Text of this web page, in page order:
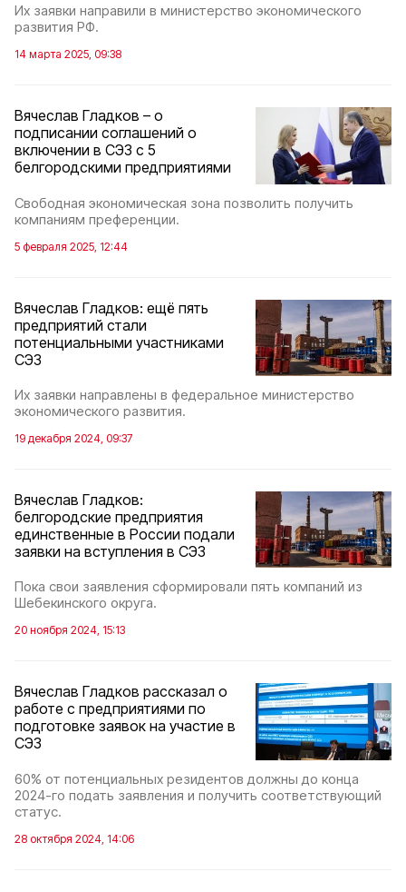
Их заявки направили в министерство экономического
развития РФ.
14 марта 2025, 09:38
Вячеслав Гладков – о
подписании соглашений о
включении в СЭЗ с 5
белгородскими предприятиями
Свободная экономическая зона позволить получить
компаниям преференции.
5 февраля 2025, 12:44
Вячеслав Гладков: ещё пять
предприятий стали
потенциальными участниками
СЭЗ
Их заявки направлены в федеральное министерство
экономического развития.
19 декабря 2024, 09:37
Вячеслав Гладков:
белгородские предприятия
единственные в России подали
заявки на вступления в СЭЗ
Пока свои заявления сформировали пять компаний из
Шебекинского округа.
20 ноября 2024, 15:13
Вячеслав Гладков рассказал о
работе с предприятиями по
подготовке заявок на участие в
СЭЗ
60% от потенциальных резидентов должны до конца
2024-го подать заявления и получить соответствующий
статус.
28 октября 2024, 14:06